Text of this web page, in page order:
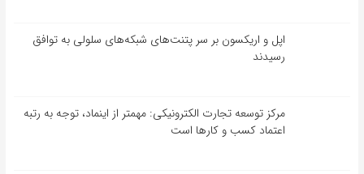
اپل و اریکسون بر سر پتنت‌های شبکه‌های سلولی به توافق
رسیدند
مرکز توسعه تجارت الکترونیکی: مهمتر از اینماد، توجه به رتبه
اعتماد کسب و کارها است